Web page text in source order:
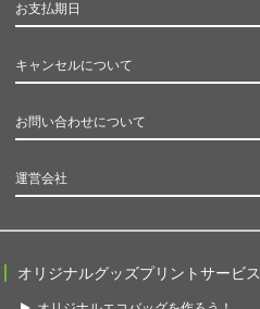
お支払期日
キャンセルについて
お問い合わせについて
運営会社
オリジナルグッズプリントサービス